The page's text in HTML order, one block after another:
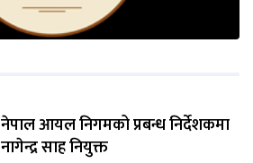
नेपाल आयल निगमको प्रबन्ध निर्देशकमा
नागेन्द्र साह नियुक्त